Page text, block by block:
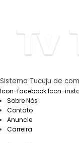
Sistema Tucuju de
Icon-facebookIcon-
Sobre Nós
Contato
Anuncie
Carreira